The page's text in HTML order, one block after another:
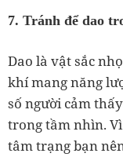
7. Tránh để dao
Dao là vật sắc
khí mang năng
số người cảm
trong tầm nhìn.
tâm trạng bạn